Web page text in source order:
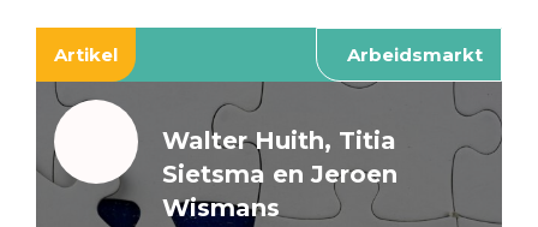
Artikel Arbeidsmarkt
Walter Huith, Titia
Sietsma en Jeroen
Wismans